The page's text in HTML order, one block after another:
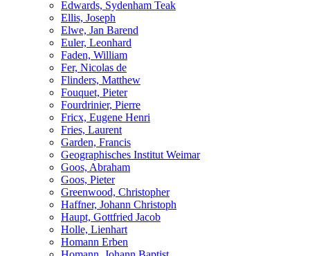
Edwards, Sydenham Teak
Ellis, Joseph
Elwe, Jan Barend
Euler, Leonhard
Faden, William
Fer, Nicolas de
Flinders, Matthew
Fouquet, Pieter
Fourdrinier, Pierre
Fricx, Eugene Henri
Fries, Laurent
Garden, Francis
Geographisches Institut Weimar
Goos, Abraham
Goos, Pieter
Greenwood, Christopher
Haffner, Johann Christoph
Haupt, Gottfried Jacob
Holle, Lienhart
Homann Erben